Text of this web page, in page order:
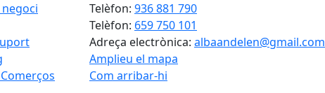
Telèfon: 936 881 790
Telèfon: 659 750 101
Adreça electrònica: albaandelen@gmail.com
Amplieu el mapa
Com arribar-hi